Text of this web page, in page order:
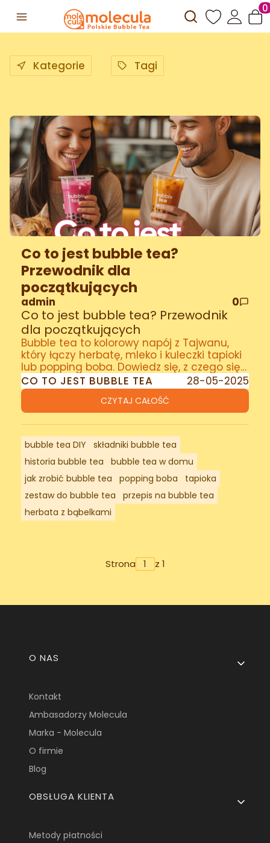
Otwórz
Kategorie Tagi
CO TO JEST BUBBLE TEA 28-05-2025
Co to jest bubble tea?
Przewodnik dla
początkujących
Co to jest bubble tea? Przewodnik
dla początkujących
Bubble tea to kolorowy napój z Tajwanu,
który łączy herbatę, mleko i kuleczki tapioki
lub popping boba. Dowiedz się, z czego się
składa, dlaczego stał się hitem i jak zacząć
swoją przygodę z bubble tea w domu!
CZYTAJ CAŁOŚĆ
admin 0
bubble tea DIY
składniki bubble tea
historia bubble tea
bubble tea w domu
jak zrobić bubble tea
popping boba
tapioka
zestaw do bubble tea
przepis na bubble tea
herbata z bąbelkami
Strona z 1
Linki w stopce
O NAS
Kontakt
Ambasadorzy Molecula
Marka - Molecula
O firmie
Blog
OBSŁUGA KLIENTA
Metody płatności